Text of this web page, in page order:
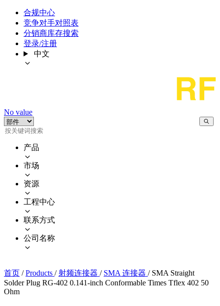
合规中心
竞争对手对照表
分销商库存搜索
登录/注册
中文
No value
产品
市场
资源
工程中心
联系方式
公司名称
首页 / Products / 射频连接器 / SMA 连接器 / SMA Straight
Solder Plug RG-402 0.141-inch Conformable Times Tflex 402 50
Ohm